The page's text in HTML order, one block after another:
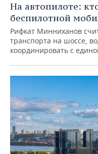
На автопилоте:
беспилотной
Рифкат Минниханов
транспорта на шоссе,
координировать с